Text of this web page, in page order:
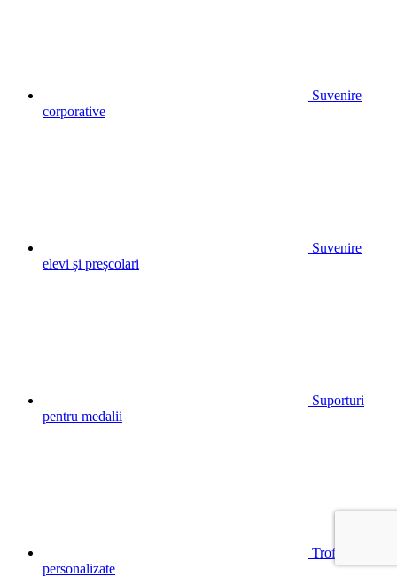
Suvenire
corporative
Suvenire
elevi și preșcolari
Suporturi
pentru medalii
Trofee
personalizate